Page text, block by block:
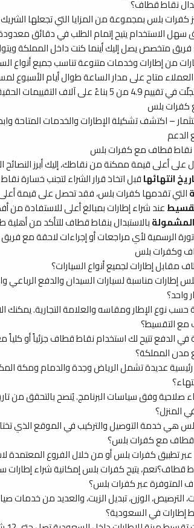
نقاط قطاف؟
كفرات بلس بمجموعة من المزايا التي تجعلها
سهل الاستخدام يتيح إتمام الطلب في دقائق
فريق متخصص يصل إليك أينما كنت داخل المملكة
من إطارات وخدمات متنوعة تناسب جميع أنواع
متاح على مدار الساعة طوال أيام الأسبوع
على آلاف التقييمات الحقيقية.
كفرات بلس
– اكتشف تشكيلة الإطارات والخدمات المتاحة
الدعم
نقاط قطاف مع كفرات بلس
أعلى قيمة ممكنة من نقاطك، إليك أبرز النصائح
انتهائهاقبل اتخاذ قرار الشراء لتجنب خسارة
التي تقدمها كفرات بلس، فقد تحصل على قيمة
عند شراء إطارات بمبالغ أعلى للاستفادة
بالاستبدال بنقاط قطاف للتأكد من أهلية
الرسمية لأي مراجعات أو إجراءات لاحقة مع
وكفرات بلس
إطارات لجميع أنواع السيارات؟
إطارات مناسبة لسيارات السيدان والدفع
واحد؟
نوع الإطار ومقاسه والعلامة التجارية. يمكنك
التقسيط؟
تتيح لك استخدام نقاط قطاف جزئياً أو كلياً مع
مدن المملكة؟
عديدة تشمل الرياض وجدة والدمام ومكة
صلاحية وفق سياسات البرنامج. يُنصح بالتحقق من
المنزل؟
بلس هي خدمة التوصيل والتركيب في الموقع الذي
قطاف مع كفرات بلس؟
تطبيق كفرات بلس أو من خلال الفروع المعتمدة
قطاف؟نعم، يتيح كفرات بلس إمكانية شراء إطارات
عبر كفرات بلس؟
الترصيص، الوزن، تبديل الزيت، والعديد من خدمات
في السعودية؟